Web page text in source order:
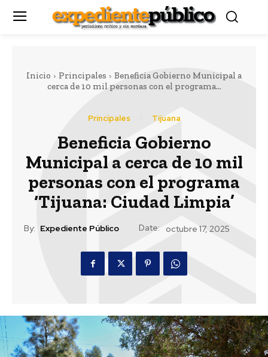
Inicio Principales
Beneficia Gobierno Municipal a
cerca de 10 mil personas con el programa...
Principales Tijuana
Beneficia Gobierno
Municipal a cerca de 10 mil
personas con el programa
‘Tijuana: Ciudad Limpia’
By: Expediente Público Date: octubre 17, 2025